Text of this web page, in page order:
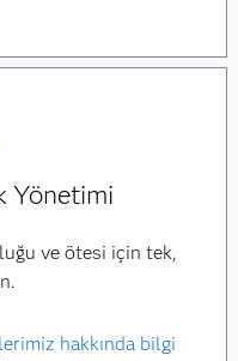
Yönetimi
ve ötesi için tek,
hakkında bilgi